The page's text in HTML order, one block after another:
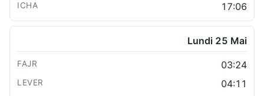
17:06
Lundi 25 Mai
03:24
04:11